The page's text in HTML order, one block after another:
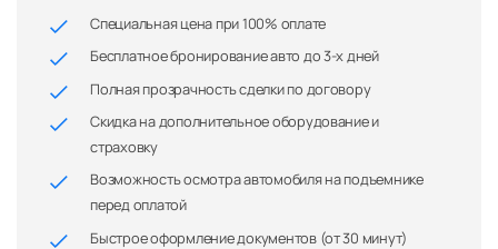
Специальная цена при 100% оплате
Бесплатное бронирование авто до 3-х дней
Полная прозрачность сделки по договору
Скидка на дополнительное оборудование и
страховку
Возможность осмотра автомобиля на подъемнике
перед оплатой
Быстрое оформление документов (от 30 минут)